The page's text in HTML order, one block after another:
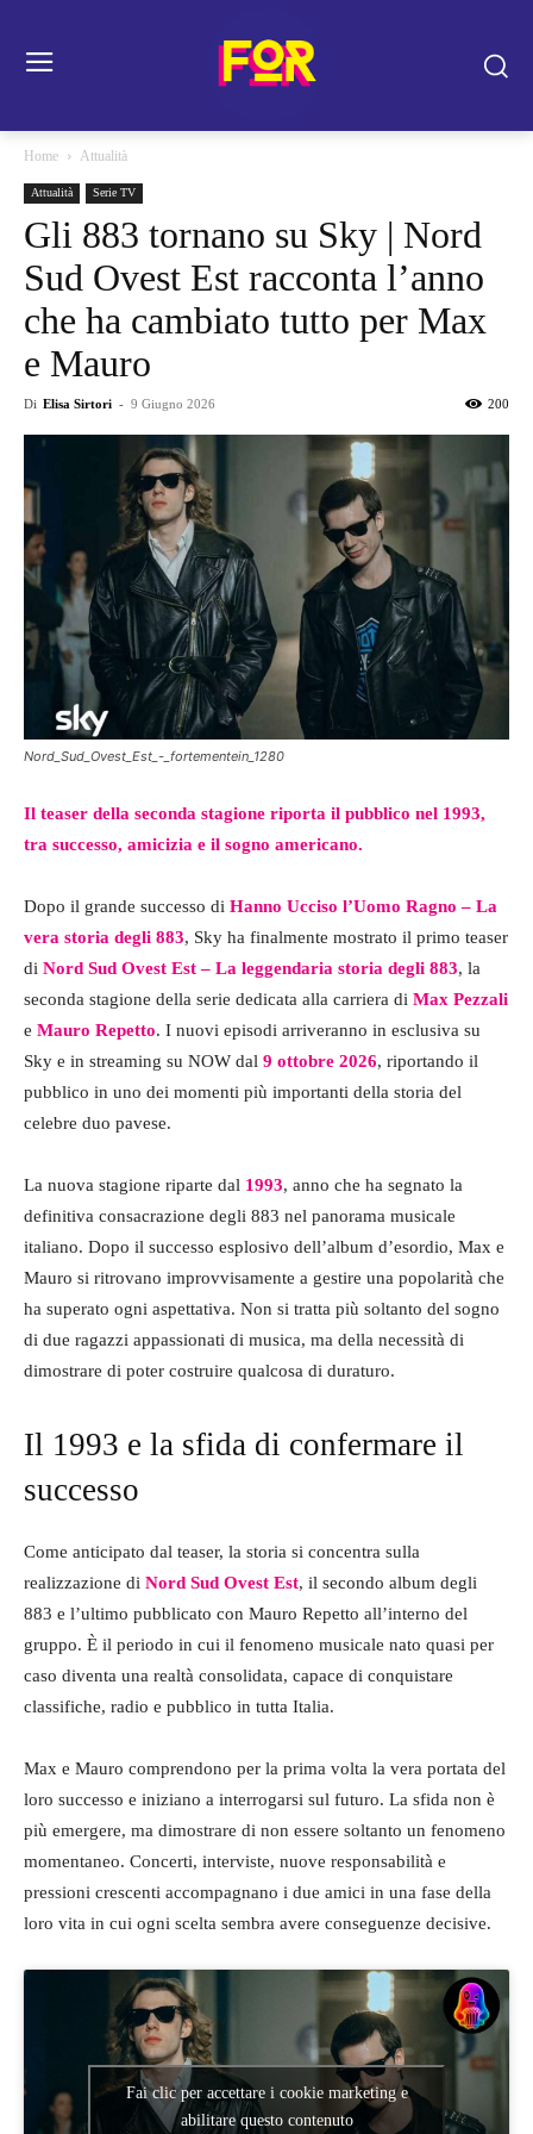
Home Attualità
Attualità Serie TV
Gli 883 tornano su Sky | Nord
Sud Ovest Est racconta l’anno
che ha cambiato tutto per Max
e Mauro
Di Elisa Sirtori - 9 Giugno 2026 200
Nord_Sud_Ovest_Est_-_fortementein_1280
Il teaser della seconda stagione riporta il pubblico nel 1993,
tra successo, amicizia e il sogno americano.
Dopo il grande successo di Hanno Ucciso l’Uomo Ragno – La
vera storia degli 883, Sky ha finalmente mostrato il primo teaser
di Nord Sud Ovest Est – La leggendaria storia degli 883, la
seconda stagione della serie dedicata alla carriera di Max Pezzali
e Mauro Repetto. I nuovi episodi arriveranno in esclusiva su
Sky e in streaming su NOW dal 9 ottobre 2026, riportando il
pubblico in uno dei momenti più importanti della storia del
celebre duo pavese.
La nuova stagione riparte dal 1993, anno che ha segnato la
definitiva consacrazione degli 883 nel panorama musicale
italiano. Dopo il successo esplosivo dell’album d’esordio, Max e
Mauro si ritrovano improvvisamente a gestire una popolarità che
ha superato ogni aspettativa. Non si tratta più soltanto del sogno
di due ragazzi appassionati di musica, ma della necessità di
dimostrare di poter costruire qualcosa di duraturo.
Il 1993 e la sfida di confermare il
successo
Come anticipato dal teaser, la storia si concentra sulla
realizzazione di Nord Sud Ovest Est, il secondo album degli
883 e l’ultimo pubblicato con Mauro Repetto all’interno del
gruppo. È il periodo in cui il fenomeno musicale nato quasi per
caso diventa una realtà consolidata, capace di conquistare
classifiche, radio e pubblico in tutta Italia.
Max e Mauro comprendono per la prima volta la vera portata del
loro successo e iniziano a interrogarsi sul futuro. La sfida non è
più emergere, ma dimostrare di non essere soltanto un fenomeno
momentaneo. Concerti, interviste, nuove responsabilità e
pressioni crescenti accompagnano i due amici in una fase della
loro vita in cui ogni scelta sembra avere conseguenze decisive.
Fai clic per accettare i cookie marketing e
abilitare questo contenuto